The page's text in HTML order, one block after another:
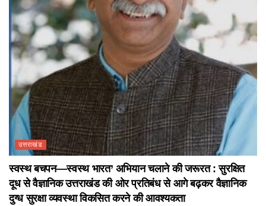
उत्तराखंड
स्वस्थ बचपन—स्वस्थ भारत’ अभियान चलाने की जरूरत : सुरक्षित
दूध से वैज्ञानिक उत्तराखंड की ओर प्रतिबंध से आगे बढ़कर वैज्ञानिक
दुग्ध सुरक्षा व्यवस्था विकसित करने की आवश्यकता